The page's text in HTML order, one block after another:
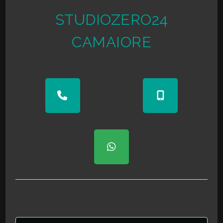
STUDIOZERO24
CAMAIORE
Posto auto/Box
Balcone/Terrazzo